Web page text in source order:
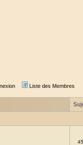
Liste des Membres